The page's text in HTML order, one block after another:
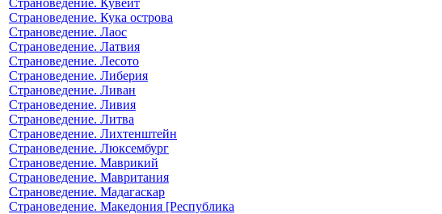
Страноведение. Кука острова
Страноведение. Лаос
Страноведение. Латвия
Страноведение. Лесото
Страноведение. Либерия
Страноведение. Ливан
Страноведение. Ливия
Страноведение. Литва
Страноведение. Лихтенштейн
Страноведение. Люксембург
Страноведение. Маврикий
Страноведение. Мавритания
Страноведение. Мадагаскар
Страноведение. Македония [Республика